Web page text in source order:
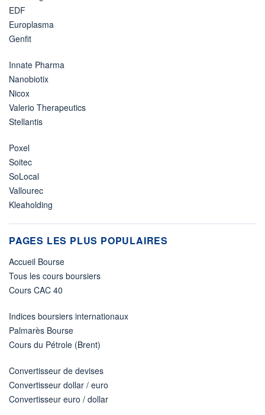
EDF
Europlasma
Genfit
Innate Pharma
Nanobiotix
Nicox
Valerio Therapeutics
Stellantis
Poxel
Soitec
SoLocal
Vallourec
Kleaholding
PAGES LES PLUS POPULAIRES
Accueil Bourse
Tous les cours boursiers
Cours CAC 40
Indices boursiers internationaux
Palmarès Bourse
Cours du Pétrole (Brent)
Convertisseur de devises
Convertisseur dollar / euro
Convertisseur euro / dollar